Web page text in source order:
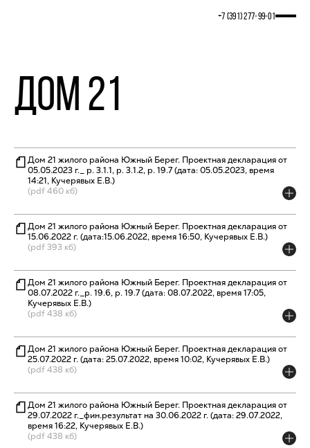
+7 (391) 277‒99‒01
Дом 21
Дом 21 жилого района Южный Берег. Проектная декларация от
05.05.2023 г._ р. 3.1.1, р. 3.1.2, р. 19.7 (дата: 05.05.2023, время
14:21, Кучерявых Е.В.)
(pdf 460 кб)
Дом 21 жилого района Южный Берег. Проектная декларация от
15.06.2022 г. (дата:15.06.2022, время 16:50, Кучерявых Е.В.)
(pdf 393 кб)
Дом 21 жилого района Южный Берег. Проектная декларация от
08.07.2022 г._р. 19.6, р. 19.7 (дата: 08.07.2022, время 17:05,
Кучерявых Е.В.)
(pdf 438 кб)
Дом 21 жилого района Южный Берег. Проектная декларация от
25.07.2022 г. (дата: 25.07.2022, время 10:02, Кучерявых Е.В.)
(pdf 438 кб)
Дом 21 жилого района Южный Берег. Проектная декларация от
29.07.2022 г._фин.результат на 30.06.2022 г. (дата: 29.07.2022,
время 16:22, Кучерявых Е.В.)
(pdf 438 кб)